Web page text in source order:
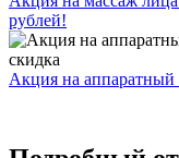
рублей!
Акция на